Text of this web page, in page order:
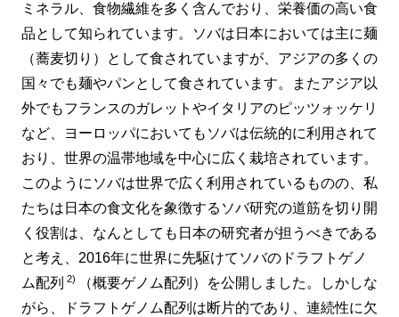
ミネラル、食物繊維を多く含んでおり、栄養価の高い食
品として知られています。ソバは日本においては主に麺
（蕎麦切り）として食されていますが、アジアの多くの
国々でも麺やパンとして食されています。またアジア以
外でもフランスのガレットやイタリアのピッツォッケリ
など、ヨーロッパにおいてもソバは伝統的に利用されて
おり、世界の温帯地域を中心に広く栽培されています。
このようにソバは世界で広く利用されているものの、私
たちは日本の食文化を象徴するソバ研究の道筋を切り開
く役割は、なんとしても日本の研究者が担うべきである
と考え、2016年に世界に先駆けてソバのドラフトゲノ
ム配列 2)
（概要ゲノム配列）を公開しました。しかしな
がら、ドラフトゲノム配列は断片的であり、連続性に欠